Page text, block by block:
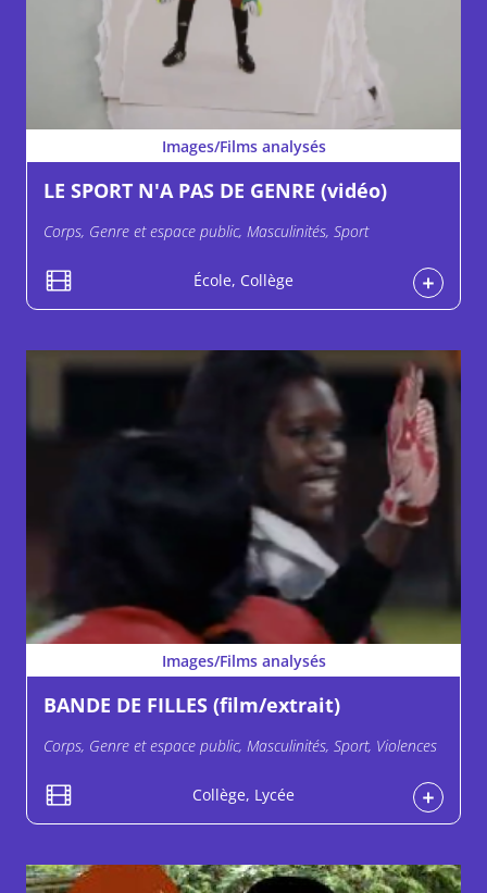
Images/Films analysés
LE SPORT N'A PAS DE GENRE (vidéo)
Corps, Genre et espace public, Masculinités, Sport
École, Collège
Images/Films analysés
BANDE DE FILLES (film/extrait)
Corps, Genre et espace public, Masculinités, Sport, Violences
Collège, Lycée